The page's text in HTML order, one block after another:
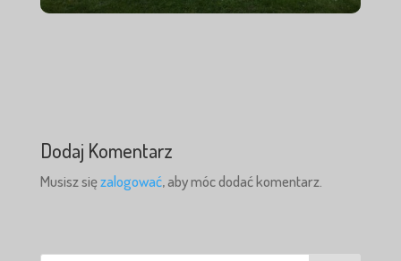
Dodaj Komentarz
Musisz sięzalogować, aby móc dodać komentarz.